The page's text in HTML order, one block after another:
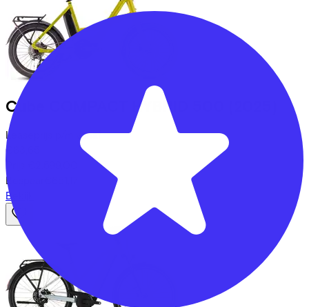
Cube COMPACT HYBRID 500
Leaseprijs p/m vanaf
€63,65
Prijs
Bespaar
Bekijk